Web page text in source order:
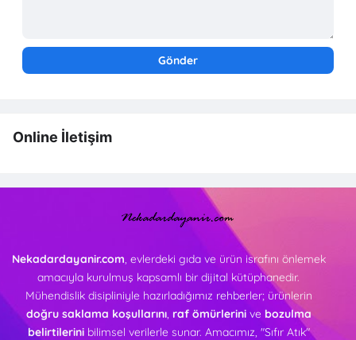
Online İletişim
Nekadardayanir.com, evlerdeki gıda ve ürün israfını önlemek
amacıyla kurulmuş kapsamlı bir dijital kütüphanedir.
Mühendislik disipliniyle hazırladığımız rehberler; ürünlerin
doğru saklama koşullarını, raf ömürlerinive bozulma
belirtilerinibilimsel verilerle sunar. Amacımız, "Sıfır Atık"